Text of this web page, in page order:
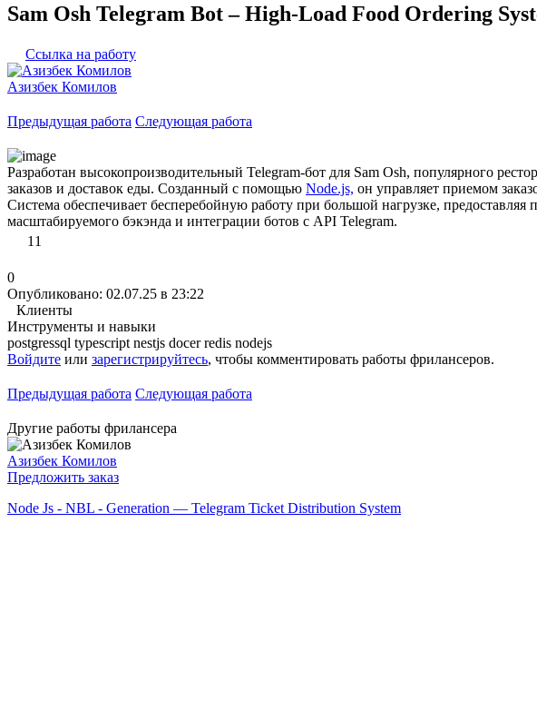
Sam Osh Telegram Bot – High-Load Food Ordering
Ссылка на работу
Азизбек Комилов
Предыдущая работа Следующая работа
Разработан высокопроизводительный Telegram-бот для Sam Osh, популярного
заказов и доставок еды. Созданный с помощью Node.js, он управляет приемом
Система обеспечивает бесперебойную работу при большой нагрузке, предоставляя
масштабируемого бэкэнда и интеграции ботов с API Telegram.
11
0
Опубликовано: 02.07.25 в 23:22
Клиенты
Инструменты и навыки
postgressql typescript nestjs docerredis nodejs
Войдите или зарегистрируйтесь, чтобы комментировать работы фрилансеров.
Предыдущая работа Следующая работа
Другие работы фрилансера
Азизбек Комилов
Предложить заказ
Node Js - NBL - Generation — Telegram Ticket Distribution System